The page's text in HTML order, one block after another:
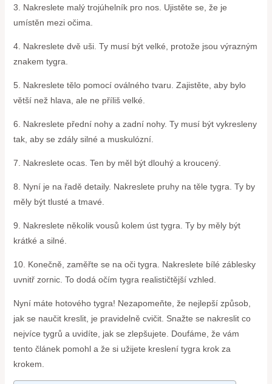
3. Nakreslete malý trojúhelník pro nos. Ujistěte se, že je
umístěn mezi očima.
4. Nakreslete dvě uši. Ty musí být velké, protože jsou výrazným
znakem tygra.
5. Nakreslete tělo pomocí oválného tvaru. Zajistěte, aby bylo
větší než hlava, ale ne příliš velké.
6. Nakreslete přední nohy a zadní nohy. Ty musí být vykresleny
tak, aby se zdály silné a muskulózní.
7. Nakreslete ocas. Ten by měl být dlouhý a kroucený.
8. Nyní je na řadě detaily. Nakreslete pruhy na těle tygra. Ty by
měly být tlusté a tmavé.
9. Nakreslete několik vousů kolem úst tygra. Ty by měly být
krátké a silné.
10. Konečně, zaměřte se na oči tygra. Nakreslete bílé záblesky
uvnitř zornic. To dodá očím tygra realističtější vzhled.
Nyní máte hotového tygra! Nezapomeňte, že nejlepší způsob,
jak se naučit kreslit, je pravidelně cvičit. Snažte se nakreslit co
nejvíce tygrů a uvidíte, jak se zlepšujete. Doufáme, že vám
tento článek pomohl a že si užijete kreslení tygra krok za
krokem.